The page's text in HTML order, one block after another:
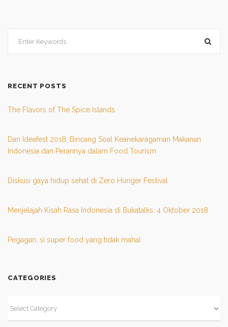
RECENT POSTS
The Flavors of The Spice Islands
Dari Ideafest 2018, Bincang Soal Keanekaragaman Makanan
Indonesia dan Perannya dalam Food Tourism
Diskusi gaya hidup sehat di Zero Hunger Festival
Menjelajah Kisah Rasa Indonesia di Bukatalks, 4 Oktober 2018
Pegagan, si super food yang tidak mahal
CATEGORIES